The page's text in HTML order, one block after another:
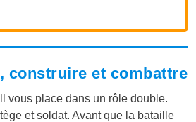
construire et combattre
vous place dans un rôle double.
et soldat. Avant que la bataille